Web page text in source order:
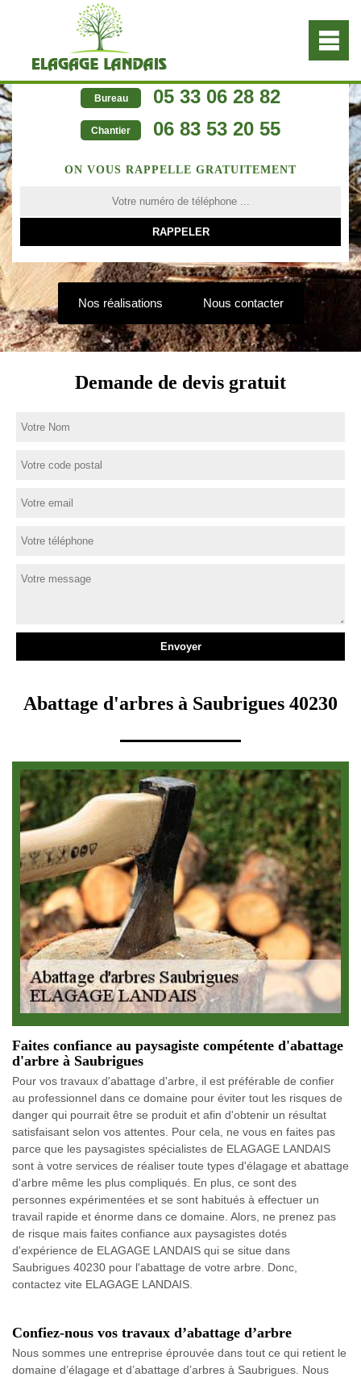
Bureau 05 33 06 28 82
Chantier 06 83 53 20 55
ON VOUS RAPPELLE GRATUITEMENT
Nos réalisations Nous contacter
Demande de devis gratuit
Abattage d'arbres à Saubrigues 40230
Faites confiance au paysagiste compétente d'abattage
d'arbre à Saubrigues
Pour vos travaux d'abattage d'arbre, il est préférable de confier
au professionnel dans ce domaine pour éviter tout les risques de
danger qui pourrait être se produit et afin d'obtenir un résultat
satisfaisant selon vos attentes. Pour cela, ne vous en faites pas
parce que les paysagistes spécialistes de ELAGAGE LANDAIS
sont à votre services de réaliser toute types d'élagage et abattage
d'arbre même les plus compliqués. En plus, ce sont des
personnes expérimentées et se sont habitués à effectuer un
travail rapide et énorme dans ce domaine. Alors, ne prenez pas
de risque mais faites confiance aux paysagistes dotés
d'expérience de ELAGAGE LANDAIS qui se situe dans
Saubrigues 40230 pour l'abattage de votre arbre. Donc,
contactez vite ELAGAGE LANDAIS.
Confiez-nous vos travaux d’abattage d’arbre
Nous sommes une entreprise éprouvée dans tout ce qui retient le
domaine d’élagage et d’abattage d’arbres à Saubrigues. Nous